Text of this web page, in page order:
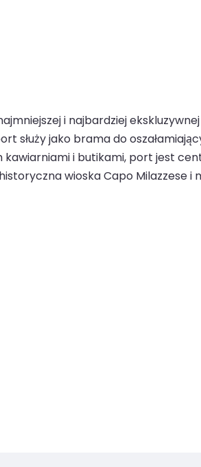
i najbardziej
jako brama do
i butikami, port jest
wioska Capo Milazzese i